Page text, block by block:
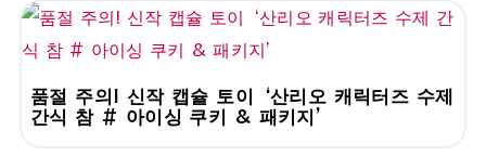
품절 주의! 신작 캡슐 토이 ‘산리오 캐릭터즈 수제
간식 참 # 아이싱 쿠키 & 패키지’